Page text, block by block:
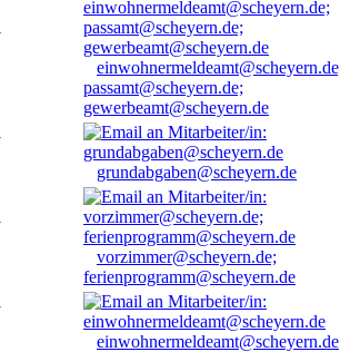
passamt@scheyern.de;
gewerbeamt@scheyern.de
grundabgaben@scheyern.de
vorzimmer@scheyern.de;
ferienprogramm@scheyern.de
einwohnermeldeamt@scheyern.de